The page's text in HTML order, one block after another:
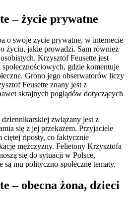
– życie prywatne
o swoje życie prywatne, w internecie
życiu, jakie prowadzi. Sam również
Krzysztof Feusette jest
gdzie komentuje
Grono jego obserwatorów liczy
Feusette znany jest z
skrajnych poglądów dotyczących
związany jest z
się z jej przekazem. Przyjaciele
ciętej riposty, co faktycznie
mężczyzny. Felietony Krzysztofa
się do sytuacji w Polsce,
mu polityczno-społeczne tematy.
– obecna żona, dzieci